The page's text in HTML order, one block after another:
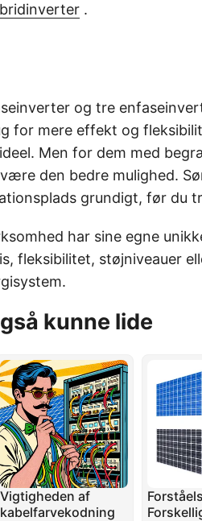
.
og tre
for mere effekt og
Men for dem med
den bedre mulighed.
grundigt, før du
har sine egne
fleksibilitet, støjniveauer
kunne lide
Vigtigheden af
kabelfarvekodning